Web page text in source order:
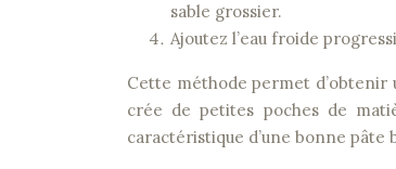
sable grossier.
Ajoutez l’eau froide
Cette méthode permet d’obtenir
crée de petites poches de
caractéristique d’une bonne pâte